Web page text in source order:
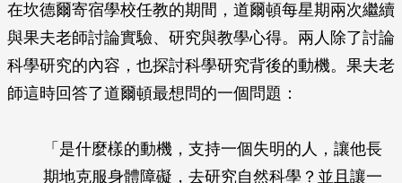
在坎德爾寄宿學校任教的期間，道爾頓每星期兩次繼續
與果夫老師討論實驗、研究與教學心得。兩人除了討論
科學研究的內容，也探討科學研究背後的動機。果夫老
師這時回答了道爾頓最想問的一個問題：
「是什麼樣的動機，支持一個失明的人，讓他長
期地克服身體障礙，去研究自然科學？並且讓一